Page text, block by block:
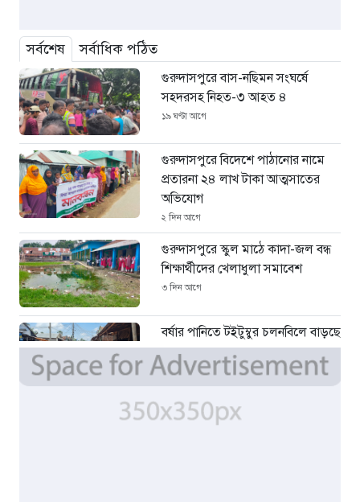
সর্বশেষ সর্বাধিক পঠিত
গুরুদাসপুরে বাস-নছিমন সংঘর্ষে
সহদরসহ নিহত-৩ আহত ৪
১৯ ঘণ্টা আগে
গুরুদাসপুরে বিদেশে পাঠানোর নামে
প্রতারনা ২৪ লাখ টাকা আত্মসাতের
অভিযোগ
২ দিন আগে
গুরুদাসপুরে স্কুল মাঠে কাদা-জল বন্ধ
শিক্ষার্থীদের খেলাধুলা সমাবেশ
৩ দিন আগে
বর্ষার পানিতে টইটুম্বুর চলনবিলে বাড়ছে
ডিঙি নৌকার চাহিদা
৫ দিন আগে
সিন্ডিকেটের কবজায় পাটের বাজার,